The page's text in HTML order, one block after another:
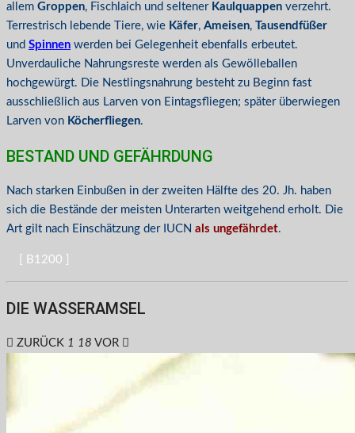
allem Groppen, Fischlaich und seltener Kaulquappen verzehrt.
Terrestrisch lebende Tiere, wie Käfer, Ameisen, Tausendfüßer
und Spinnen werden bei Gelegenheit ebenfalls erbeutet.
Unverdauliche Nahrungsreste werden als Gewölleballen
hochgewürgt. Die Nestlingsnahrung besteht zu Beginn fast
ausschließlich aus Larven von Eintagsfliegen; später überwiegen
Larven von Köcherfliegen.
BESTAND UND GEFÄHRDUNG
Nach starken Einbußen in der zweiten Hälfte des 20. Jh. haben
sich die Bestände der meisten Unterarten weitgehend erholt. Die
Art gilt nach Einschätzung der IUCN als ungefährdet.
[ B1200 ]
DIE WASSERAMSEL
ZURÜCK 1 18 VOR